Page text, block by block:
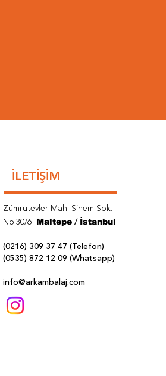
İLETİŞİM
Zümrütevler Mah. Sinem Sok.
No:30/6
Maltepe/ İstanbul
(0216) 309 37 47 (Telefon)
(0535) 872 12 09 (Whatsapp)
info@arkambalaj.com